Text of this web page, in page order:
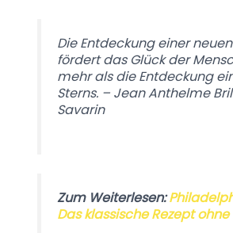
Die Entdeckung einer
fördert das Glück der
mehr als die Entdeckung
Sterns. – Jean Anthelme
Savarin
Zum Weiterlesen:
Das klassische Rezept